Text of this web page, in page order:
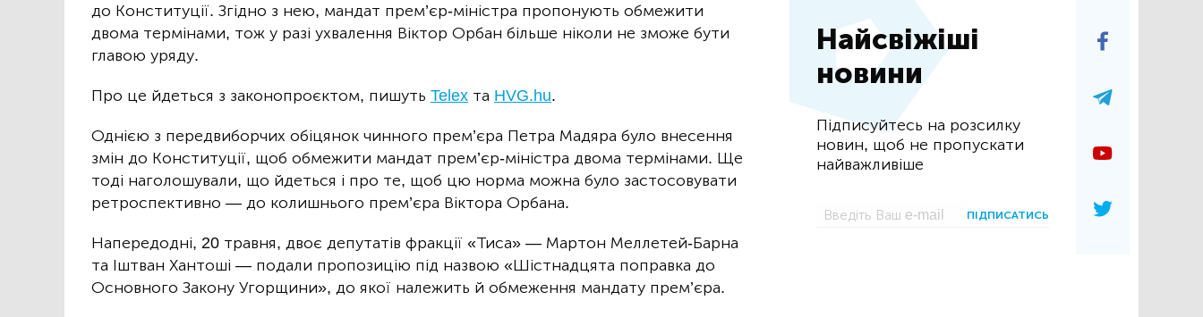
до Конституції. Згідно з нею, мандат прем’єр-міністра пропонують обмежити
двома термінами, тож у разі ухвалення Віктор Орбан більше ніколи не зможе бути
главою уряду.
Про це йдеться з законопроєктом, пишуть Telex та HVG.hu.
Однією з передвиборчих обіцянок чинного прем’єра Петра Мадяра було внесення
змін до Конституції, щоб обмежити мандат прем’єр-міністра двома термінами. Ще
тоді наголошували, що йдеться і про те, щоб цю норма можна було застосовувати
ретроспективно — до колишнього прем’єра Віктора Орбана.
Напередодні, 20 травня, двоє депутатів фракції «Тиса» — Мартон Меллетей-Барна
та Іштван Хантоші — подали пропозицію під назвою «Шістнадцята поправка до
Основного Закону Угорщини», до якої належить й обмеження мандату прем’єра.
Найсвіжіші
новини
Підписуйтесь на розсилку
новин, щоб не пропускати
найважливіше
ПІДПИСАТИСЬ